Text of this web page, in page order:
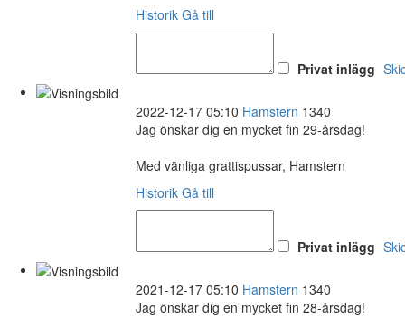
Historik Gå till
Privat inlägg
2022-12-17 05:10 Hamstern 1340
Jag önskar dig en mycket fin 29-årsdag!
Med vänliga grattispussar, Hamstern
Historik Gå till
Privat inlägg
2021-12-17 05:10 Hamstern 1340
Jag önskar dig en mycket fin 28-årsdag!